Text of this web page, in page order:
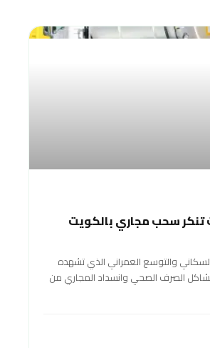
سحب مجاري بالكويت
والتوسع العمراني الذي تشهده
الصرف الصحي وانسداد المجاري من